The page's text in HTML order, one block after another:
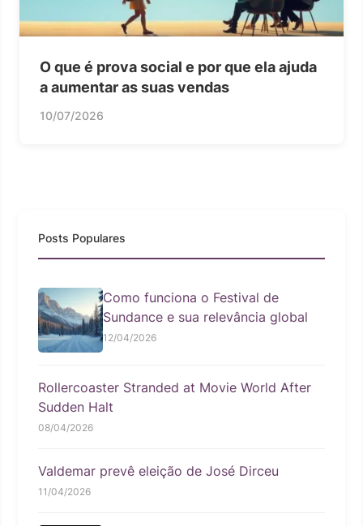
O que é prova social e por que ela ajuda
a aumentar as suas vendas
10/07/2026
Posts Populares
Como funciona o Festival de
Sundance e sua relevância global
12/04/2026
Rollercoaster Stranded at Movie World After
Sudden Halt
08/04/2026
Valdemar prevê eleição de José Dirceu
11/04/2026